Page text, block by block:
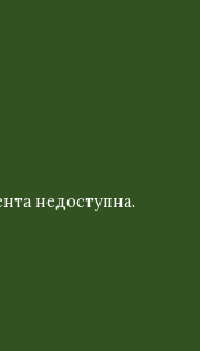
недоступна.